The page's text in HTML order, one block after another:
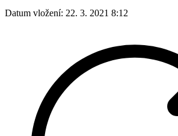
Datum vložení: 22. 3. 2021 8:12